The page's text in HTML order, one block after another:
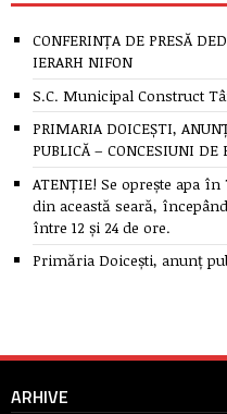
CONFERINȚA DE PRESĂ
IERARH NIFON
S.C. Municipal Construct
PRIMARIA DOICEȘTI,
PUBLICĂ – CONCESIUNI DE
ATENȚIE! Se oprește apa
din această seară,
între 12 și 24 de ore.
Primăria Doicești, anunț
ARHIVE